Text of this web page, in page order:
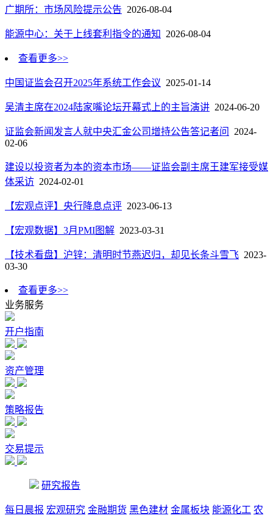
广期所：市场风险提示公告 2026-08-04
能源中心：关于上线套利指令的通知 2026-08-04
查看更多>>
中国证监会召开2025年系统工作会议 2025-01-14
吴清主席在2024陆家嘴论坛开幕式上的主旨演讲 2024-06-20
证监会新闻发言人就中央汇金公司增持公告答记者问
2024-
02-06
建设以投资者为本的资本市场——证监会副主席王建军接受媒
体采访 2024-02-01
【宏观点评】央行降息点评 2023-06-13
【宏观数据】3月PMI图解 2023-03-31
【技术看盘】沪锌：清明时节燕迟归，却见长条斗雪飞 2023-
03-30
查看更多>>
业务服务
开户指南
资产管理
策略报告
交易提示
研究报告
每日晨报 宏观研究 金融期货 黑色建材 金属板块 能源化工 农